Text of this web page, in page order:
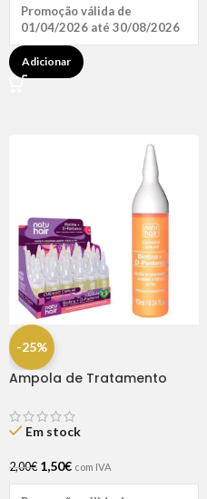
Promoção válida de
01/04/2026 até 30/08/2026
Adicionar
-25%
Ampola de Tratamento
Hair (1 UNIDADE)
Em stock
2,00€ 1,50€ com IVA